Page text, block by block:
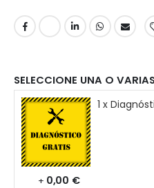
SELECCIONE UNA O
1 x
+ 0,00 €